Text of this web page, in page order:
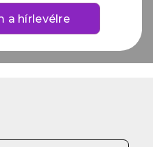
a hírlevélre